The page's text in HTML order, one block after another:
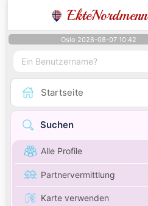
EkteNordmenn
Oslo 2026-08-07 10:42
Startseite
Suchen
Alle Profile
Partnervermittlung
Karte verwenden